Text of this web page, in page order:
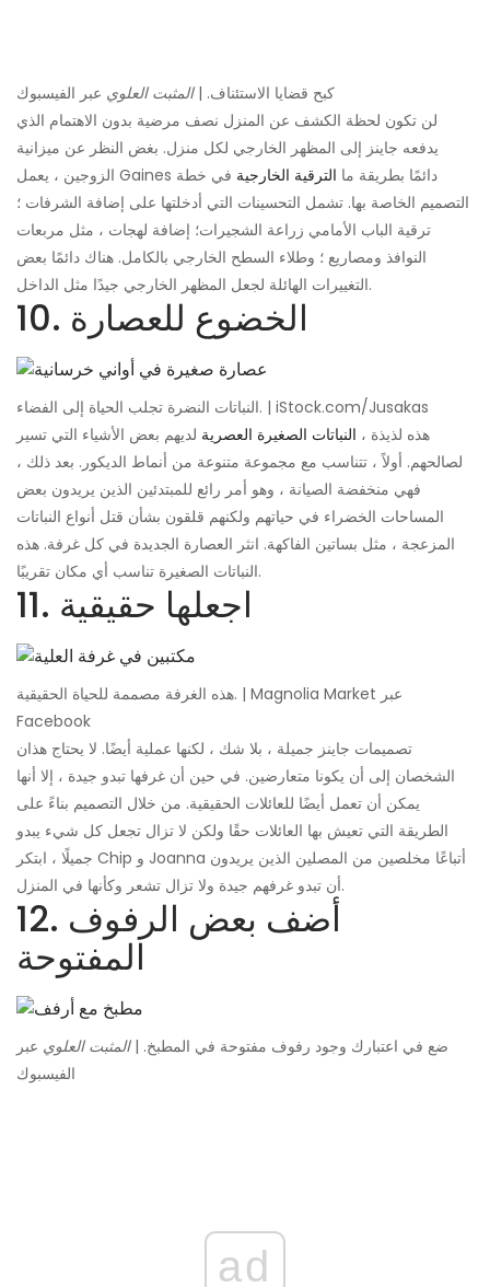
كبح قضايا الاستئناف. |المثبت العلوي عبر الفيسبوك
لن تكون لحظة الكشف عن المنزل نصف مرضية بدون الاهتمام الذي
يدفعه جاينز إلى المظهر الخارجي لكل منزل. بغض النظر عن ميزانية
الزوجين ، يعمل Gaines دائمًا بطريقة ما الترقية الخارجية في خطة
التصميم الخاصة بها. تشمل التحسينات التي أدخلتها على إضافة الشرفات ؛
ترقية الباب الأمامي زراعة الشجيرات؛ إضافة لهجات ، مثل مربعات
النوافذ ومصاريع ؛ وطلاء السطح الخارجي بالكامل. هناك دائمًا بعض
التغييرات الهائلة لجعل المظهر الخارجي جيدًا مثل الداخل.
10. الخضوع للعصارة
النباتات النضرة تجلب الحياة إلى الفضاء. | iStock.com/Jusakas
هذه لذيذة ، النباتات الصغيرة العصرية لديهم بعض الأشياء التي تسير
لصالحهم. أولاً ، تتناسب مع مجموعة متنوعة من أنماط الديكور. بعد ذلك ،
فهي منخفضة الصيانة ، وهو أمر رائع للمبتدئين الذين يريدون بعض
المساحات الخضراء في حياتهم ولكنهم قلقون بشأن قتل أنواع النباتات
المزعجة ، مثل بساتين الفاكهة. انثر العصارة الجديدة في كل غرفة. هذه
النباتات الصغيرة تناسب أي مكان تقريبًا.
11. اجعلها حقيقية
هذه الغرفة مصممة للحياة الحقيقية. | Magnolia Market عبر
Facebook
تصميمات جاينز جميلة ، بلا شك ، لكنها عملية أيضًا. لا يحتاج هذان
الشخصان إلى أن يكونا متعارضين. في حين أن غرفها تبدو جيدة ، إلا أنها
يمكن أن تعمل أيضًا للعائلات الحقيقية. من خلال التصميم بناءً على
الطريقة التي تعيش بها العائلات حقًا ولكن لا تزال تجعل كل شيء يبدو
جميلًا ، ابتكر Chip و Joanna أتباعًا مخلصين من المصلين الذين يريدون
أن تبدو غرفهم جيدة ولا تزال تشعر وكأنها في المنزل.
12. أضف بعض الرفوف
المفتوحة
ضع في اعتبارك وجود رفوف مفتوحة في المطبخ. |المثبت العلوي عبر
الفيسبوك
ad